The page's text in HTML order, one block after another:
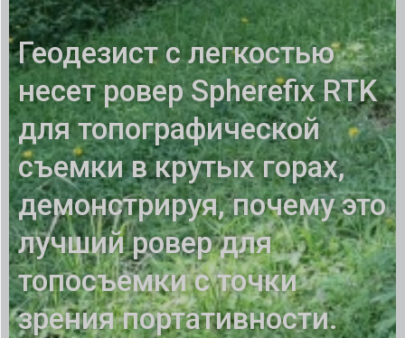
Геодезист с легкостью
несет ровер Spherefix RTK
для топографической
съемки в крутых горах,
демонстрируя, почему это
лучший ровер для
топосъемки с точки
зрения портативности.